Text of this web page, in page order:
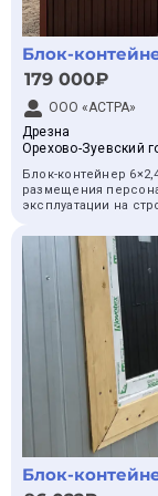
Блок-
179 000₽
ООО «АСТРА»
Дрезна
Орехово-Зуевский
Блок-контейнер
размещения
эксплуатации на
Комплектация
— каркас: профиль
толщиной 4 мм;
— кровля: профлист
— утепление: 100 мм;
— внутренняя
— пол: ОСБ 12 мм,
— оцинкованное
— 4 розетки;
— 2 светильника;
— пластиковые окна;
— утеплённая дверь;
— 1 конвектор.
Блок-контейнер
Блок-